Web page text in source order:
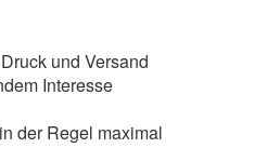
und Versand
Interesse
der Regel maximal